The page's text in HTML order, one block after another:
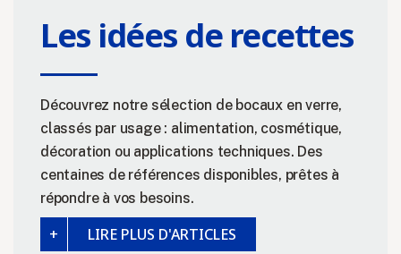
Les idées de recettes
Découvrez notre sélection de bocaux en verre,
classés par usage : alimentation, cosmétique,
décoration ou applications techniques. Des
centaines de références disponibles, prêtes à
répondre à vos besoins.
LIRE PLUS D'ARTICLES